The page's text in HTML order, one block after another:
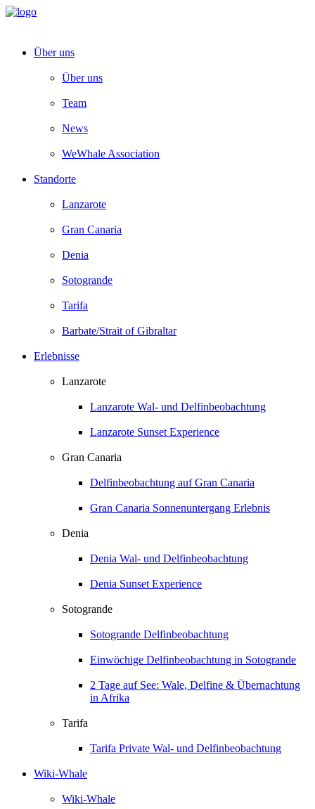
Über uns
Über uns
Team
News
WeWhale Association
Standorte
Lanzarote
Gran Canaria
Denia
Sotogrande
Tarifa
Barbate/Strait of Gibraltar
Erlebnisse
Lanzarote
Lanzarote Wal- und Delfinbeobachtung
Lanzarote Sunset Experience
Gran Canaria
Delfinbeobachtung auf Gran Canaria
Gran Canaria Sonnenuntergang Erlebnis
Denia
Denia Wal- und Delfinbeobachtung
Denia Sunset Experience
Sotogrande
Sotogrande Delfinbeobachtung
Einwöchige Delfinbeobachtung in Sotogrande
2 Tage auf See: Wale, Delfine & Übernachtung
in Afrika
Tarifa
Tarifa Private Wal- und Delfinbeobachtung
Wiki-Whale
Wiki-Whale